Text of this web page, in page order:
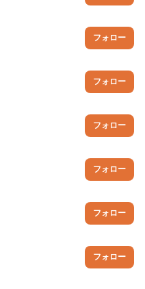
フォロー
フォロー
フォロー
フォロー
フォロー
フォロー